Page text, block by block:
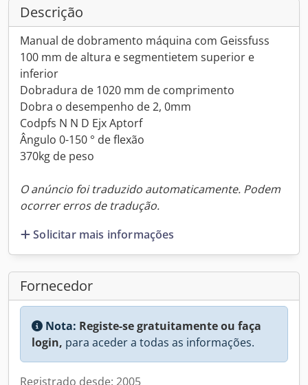
Descrição
Manual de dobramento máquina com Geissfuss
100 mm de altura e segmentietem superior e
inferior
Dobradura de 1020 mm de comprimento
Dobra o desempenho de 2, 0mm
Codpfs N N D Ejx Aptorf
Ângulo 0-150 ° de flexão
370kg de peso
O anúncio foi traduzido automaticamente. Podem
ocorrer erros de tradução.
Solicitar mais informações
Fornecedor
Nota: Registe-se gratuitamente ou faça
login, para aceder a todas as informações.
Registrado desde: 2005